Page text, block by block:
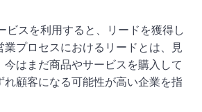
ビスを利用すると、リードを獲得し
業プロセスにおけるリードとは、見
今はまだ商品やサービスを購入して
れ顧客になる可能性が高い企業を指